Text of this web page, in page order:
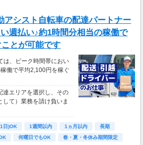
アシスト自転車の配達パートナー
週払い♪約1時間分相当の稼働で
とが可能です
は、ピーク時間帯におい
働で平均2,100円を稼ぐ
達エリアを選択し、その
て）業務を請け負いま
日)OK 1週間以内 1ヵ月以内
長期
何曜日でもOK 春・夏・冬休み期間限定